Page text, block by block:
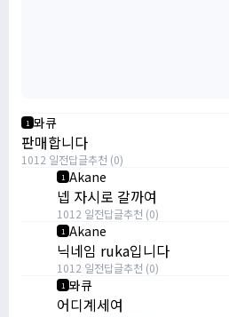
1 뫄큐
판매합니다
1012 일전답글추천 (0)
1 Akane
넵 자시로 갈까여
1012 일전답글추천 (0)
1 Akane
닉네임 ruka입니다
1012 일전답글추천 (0)
1 뫄큐
어디계세여